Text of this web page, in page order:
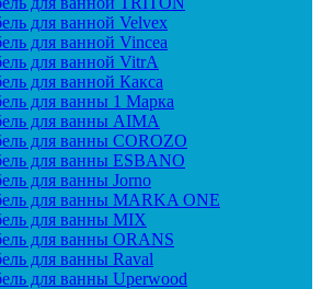
для ванной Velvex
для ванной Vincea
для ванной VitrA
для ванной Какса
для ванны 1 Марка
для ванны AIMA
для ванны COROZO
для ванны ESBANO
для ванны Jorno
для ванны MARKA ONE
для ванны MIX
для ванны ORANS
для ванны Raval
для ванны Uperwood